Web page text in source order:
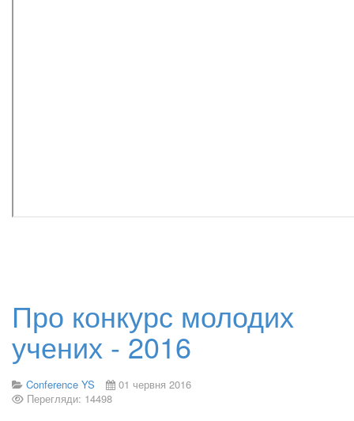
Про конкурс молодих
учених - 2016
Conference YS
01 червня 2016
Перегляди: 14498